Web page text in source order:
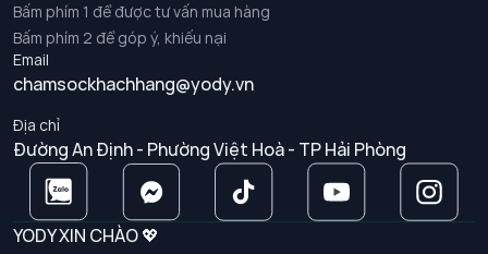
Bấm phím 1 để được tư vấn mua hàng
Bấm phím 2 để góp ý, khiếu nại
Email
chamsockhachhang@yody.vn
Địa chỉ
Đường An Định - Phường Việt Hoà - TP Hải Phòng
YODY XIN CHÀO 💖